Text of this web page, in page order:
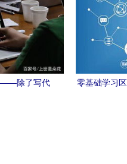
——除了写代
零基础学习